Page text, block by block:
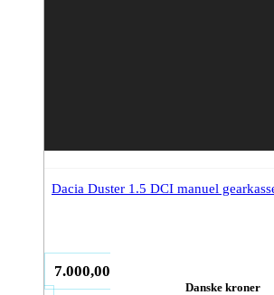
Dacia Duster 1.5 DCI manuel
7.000,00
Danske kroner